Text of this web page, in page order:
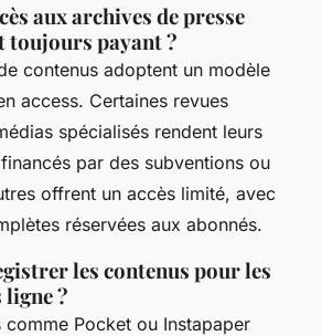
aux archives de presse
toujours payant ?
contenus adoptent un modèle
access. Certaines revues
spécialisés rendent leurs
par des subventions ou
offrent un accès limité, avec
réservées aux abonnés.
les contenus pour les
?
comme Pocket ou Instapaper